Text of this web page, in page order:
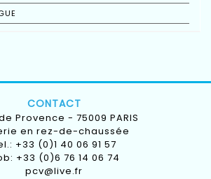
CONTACT
Provence - 75009 PARIS
en rez-de-chaussée
+33 (0)1 40 06 91 57
+33 (0)6 76 14 06 74
pcv@live.fr